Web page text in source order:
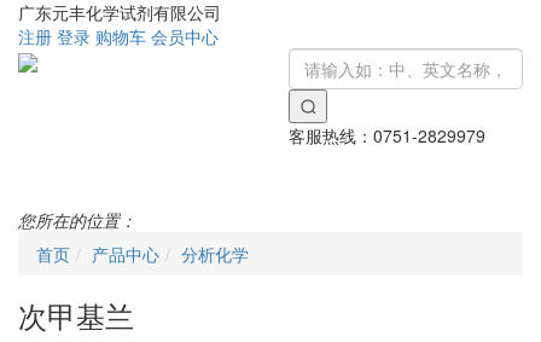
广东元丰化学试剂有限公司
注册 登录 购物车 会员中心
客服热线： 0751-2829979
您所在的位置：
首页
产品中心 分析化学
次甲基兰